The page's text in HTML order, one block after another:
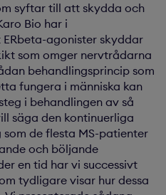
syftar till att skydda och
Bio har i
agonister skyddar
som omger nervtrå­darna
behandlingsprincip som
fungera i människa kan
i behand­lingen av så
säga den kontinuerliga
de flesta MS-patienter
och böljande
en tid har vi successivt
tydligare visar hur dessa